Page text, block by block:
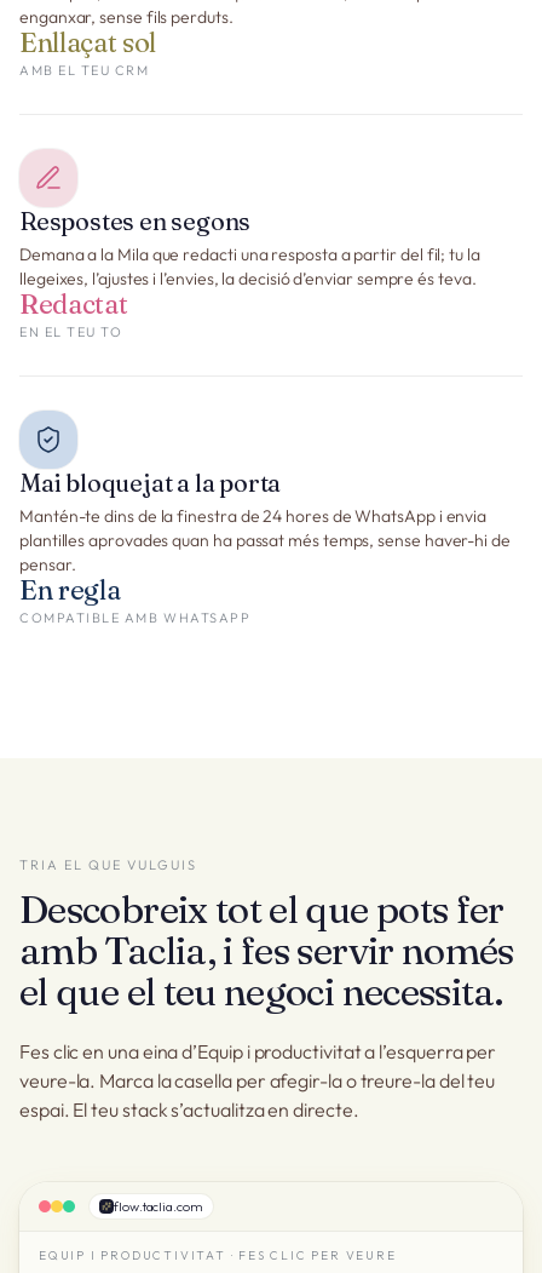
enganxar, sense fils perduts.
Enllaçat sol
AMB EL TEU CRM
Respostes en segons
Demana a la Mila que redacti una resposta a partir del fil; tu la
llegeixes, l’ajustes i l’envies, la decisió d’enviar sempre és teva.
Redactat
EN EL TEU TO
Mai bloquejat a la porta
Mantén-te dins de la finestra de 24 hores de WhatsApp i envia
plantilles aprovades quan ha passat més temps, sense haver-hi de
pensar.
En regla
COMPATIBLE AMB WHATSAPP
TRIA EL QUE VULGUIS
Descobreix tot el que pots fer
amb Taclia, i fes servir només
el que el teu negoci necessita.
Fes clic en una eina d’Equip i productivitat a l’esquerra per
veure-la. Marca la casella per afegir-la o treure-la del teu
espai. El teu stack s’actualitza en directe.
flow.taclia.com
EQUIP I PRODUCTIVITAT · FES CLIC PER VEURE